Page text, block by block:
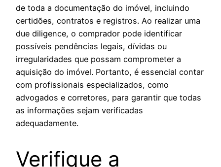
de toda a documentação do imóvel, incluindo
certidões, contratos e registros. Ao realizar uma
due diligence, o comprador pode identificar
possíveis pendências legais, dívidas ou
irregularidades que possam comprometer a
aquisição do imóvel. Portanto, é essencial contar
com profissionais especializados, como
advogados e corretores, para garantir que todas
as informações sejam verificadas
adequadamente.
Verifique a